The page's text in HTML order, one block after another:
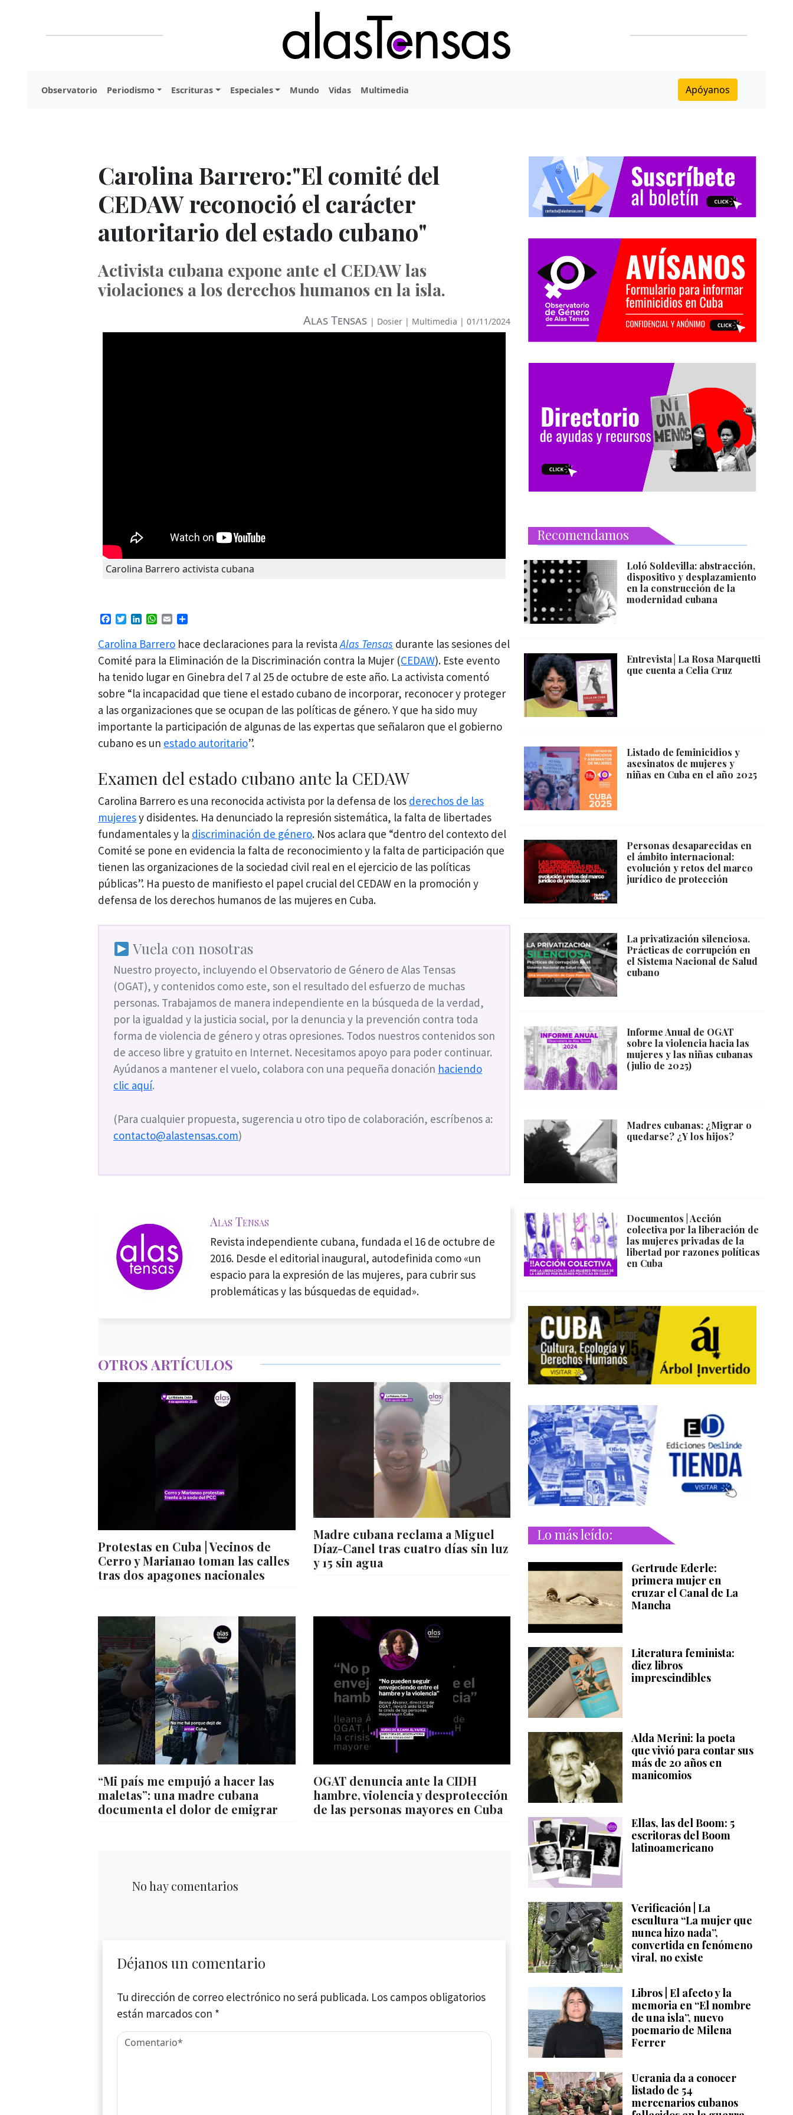
Observatorio Periodismo Escrituras Especiales Mundo Vidas Multimedia Apóyanos
Carolina Barrero:"El comité del
CEDAW reconoció el carácter
autoritario del estado cubano"
Activista cubana expone ante el CEDAW las
violaciones a los derechos humanos en la isla.
Alas Tensas | Dosier | Multimedia | 01/11/2024
Carolina Barrero activista cubana
Facebook
TwitterLinkedIn
WhatsApp
Email
Carolina Barrero hace declaraciones para la revistaAlas Tensas durante las sesiones del
Comité para la Eliminación de la Discriminación contra la Mujer (CEDAW). Este evento
ha tenido lugar en Ginebra del 7 al 25 de octubre de este año. La activista comentó
sobre “la incapacidad que tiene el estado cubano de incorporar, reconocer y proteger
a las organizaciones que se ocupan de las políticas de género. Y que ha sido muy
importante la participación de algunas de las expertas que señalaron que el gobierno
cubano es un estado autoritario”.
Examen del estado cubano ante la CEDAW
Carolina Barrero es una reconocida activista por la defensa de los derechos de las
mujeresy disidentes. Ha denunciado la represión sistemática, la falta de libertades
fundamentales y la discriminación de género. Nos aclara que “dentro del contexto del
Comité se pone en evidencia la falta de reconocimiento y la falta de participación que
tienen las organizaciones de la sociedad civil real en el ejercicio de las políticas
públicas”. Ha puesto de manifiesto el papel crucial del CEDAW en la promoción y
defensa de los derechos humanos de las mujeres en Cuba.
Vuela con nosotras
Nuestro proyecto, incluyendo el Observatorio de Género de Alas Tensas
(OGAT), y contenidos como este, son el resultado del esfuerzo de muchas
personas. Trabajamos de manera independiente en la búsqueda de la verdad,
por la igualdad y la justicia social, por la denuncia y la prevención contra toda
forma de violencia de género y otras opresiones. Todos nuestros contenidos son
de acceso libre y gratuito en Internet. Necesitamos apoyo para poder continuar.
Ayúdanos a mantener el vuelo, colabora con una pequeña donación haciendo
clic aquí.
(Para cualquier propuesta, sugerencia u otro tipo de colaboración, escríbenos a:
contacto@alastensas.com)
Alas Tensas
Revista independiente cubana, fundada el 16 de octubre de
2016. Desde el editorial inaugural, autodefinida como «un
espacio para la expresión de las mujeres, para cubrir sus
problemáticas y las búsquedas de equidad».
OTROS ARTÍCULOS
Protestas en Cuba | Vecinos de
Cerro y Marianao toman las calles
tras dos apagones nacionales
Madre cubana reclama a Miguel
Díaz-Canel tras cuatro días sin luz
y 15 sin agua
“Mi país me empujó a hacer las
maletas”: una madre cubana
documenta el dolor de emigrar
OGAT denuncia ante la CIDH
hambre, violencia y desprotección
de las personas mayores en Cuba
No hay comentarios
Déjanos un comentario
Tu dirección de correo electrónico no será publicada. Los campos obligatorios
están marcados con *
Recomendamos
Loló Soldevilla: abstracción,
dispositivo y desplazamiento
en la construcción de la
modernidad cubana
Entrevista│La Rosa Marquetti
que cuenta a Celia Cruz
Listado de feminicidios y
asesinatos de mujeres y
niñas en Cuba en el año 2025
Personas desaparecidas en
el ámbito internacional:
evolución y retos del marco
jurídico de protección
La privatización silenciosa.
Prácticas de corrupción en
el Sistema Nacional de Salud
cubano
Informe Anual de OGAT
sobre la violencia hacia las
mujeres y las niñas cubanas
(julio de 2025)
Madres cubanas: ¿Migrar o
quedarse? ¿Y los hijos?
Documentos | Acción
colectiva por la liberación de
las mujeres privadas de la
libertad por razones políticas
en Cuba
Lo más leído:
Gertrude Ederle:
primera mujer en
cruzar el Canal de La
Mancha
Literatura feminista:
diez libros
imprescindibles
Alda Merini: la poeta
que vivió para contar sus
más de 20 años en
manicomios
Ellas, las del Boom: 5
escritoras del Boom
latinoamericano
Verificación | La
escultura “La mujer que
nunca hizo nada”,
convertida en fenómeno
viral, no existe
Libros | El afecto y la
memoria en “El nombre
de una isla”, nuevo
poemario de Milena
Ferrer
Ucrania da a conocer
listado de 54
mercenarios cubanos